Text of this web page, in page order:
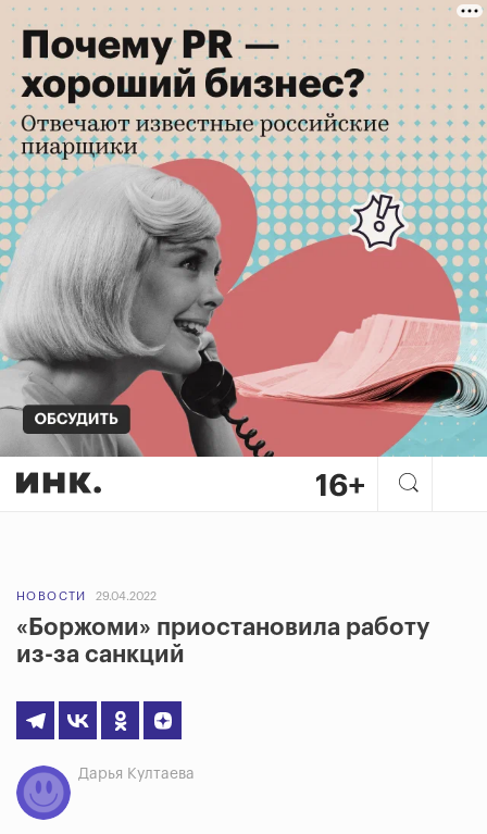
НОВОСТИ 29.04.2022
«Боржоми» приостановила работу
из-за санкций
Дарья Култаева